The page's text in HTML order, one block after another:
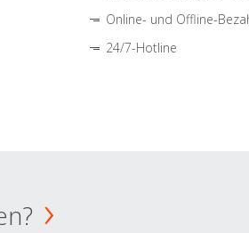
Online- und Offline-
24/7-Hotline